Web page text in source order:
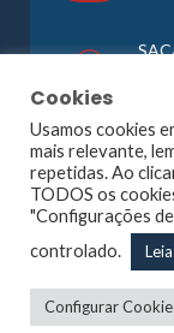
©1965 -
Largo de
Cookies
Usamos cookies
mais relevante,
repetidas. Ao
TODOS os
"Configurações
controlado.
Configurar